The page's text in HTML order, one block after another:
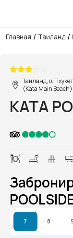
Главная / Таиланд /
Таиланд, о.
(Kata Main Beach)
KATA
7 8